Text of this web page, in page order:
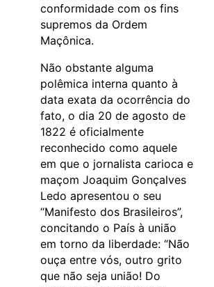
conformidade com os fins
supremos da Ordem
Maçônica.
Não obstante alguma
polêmica interna quanto à
data exata da ocorrência do
fato, o dia 20 de agosto de
1822 é oficialmente
reconhecido como aquele
em que o jornalista carioca e
maçom Joaquim Gonçalves
Ledo apresentou o seu
“Manifesto dos Brasileiros”,
concitando o País à união
em torno da liberdade: “Não
ouça entre vós, outro grito
que não seja união! Do